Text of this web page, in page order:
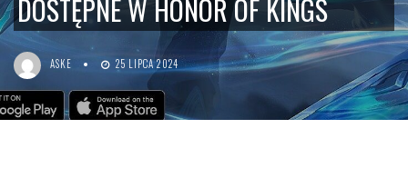
DOSTĘPNE W HONOR OF KINGS
ASKE 25 LIPCA 2024